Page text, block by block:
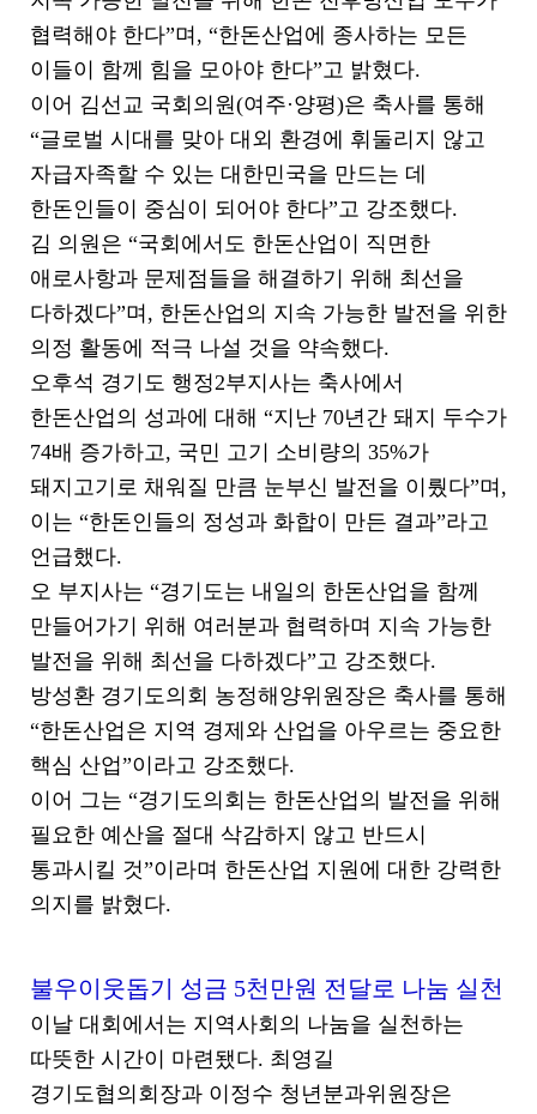
협력해야 한다”며, “한돈산업에 종사하는 모든
이들이 함께 힘을 모아야 한다”고 밝혔다.
이어 김선교 국회의원(여주·양평)은 축사를 통해
“글로벌 시대를 맞아 대외 환경에 휘둘리지 않고
자급자족할 수 있는 대한민국을 만드는 데
한돈인들이 중심이 되어야 한다”고 강조했다.
김 의원은 “국회에서도 한돈산업이 직면한
애로사항과 문제점들을 해결하기 위해 최선을
다하겠다”며, 한돈산업의 지속 가능한 발전을 위한
의정 활동에 적극 나설 것을 약속했다.
오후석 경기도 행정2부지사는 축사에서
한돈산업의 성과에 대해 “지난 70년간 돼지 두수가
74배 증가하고, 국민 고기 소비량의 35%가
돼지고기로 채워질 만큼 눈부신 발전을 이뤘다”며,
이는 “한돈인들의 정성과 화합이 만든 결과”라고
언급했다.
오 부지사는 “경기도는 내일의 한돈산업을 함께
만들어가기 위해 여러분과 협력하며 지속 가능한
발전을 위해 최선을 다하겠다”고 강조했다.
방성환 경기도의회 농정해양위원장은 축사를 통해
“한돈산업은 지역 경제와 산업을 아우르는 중요한
핵심 산업”이라고 강조했다.
이어 그는 “경기도의회는 한돈산업의 발전을 위해
필요한 예산을 절대 삭감하지 않고 반드시
통과시킬 것”이라며 한돈산업 지원에 대한 강력한
의지를 밝혔다.
불우이웃돕기 성금 5천만원 전달로 나눔 실천
이날 대회에서는 지역사회의 나눔을 실천하는
따뜻한 시간이 마련됐다. 최영길
경기도협의회장과 이정수 청년분과위원장은